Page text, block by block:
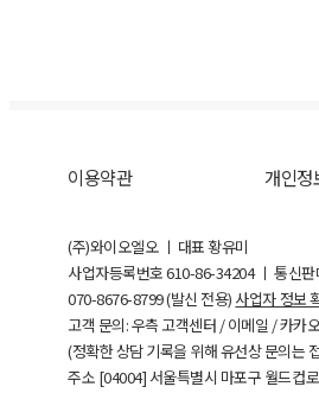
이용약관 개인정
(주)와이오엘오 ㅣ 대표 황유미
사업자등록번호610-86-34204ㅣ 통신판
070-8676-8799 (발신 전용) 사업자 정보
고객 문의: 우측 고객센터 / 이메일 / 카카
(정확한 상담 기록을 위해 유선상 문의는
주소 [04004] 서울특별시 마포구 월드컵